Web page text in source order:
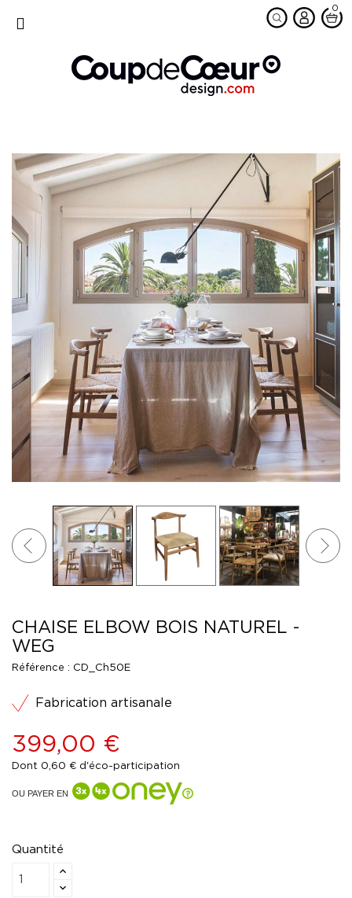
0
CHAISE ELBOW BOIS NATUREL -
WEG
Référence : CD_Ch50E
Fabrication artisanale
399,00 €
Dont 0,60 € d'éco-participation
OU PAYER EN
Quantité